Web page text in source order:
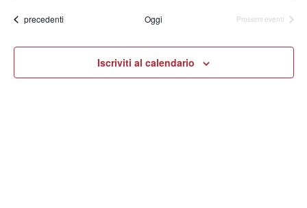
data.
Eventi
precedenti Oggi Prossimi eventi
Iscriviti al calendario